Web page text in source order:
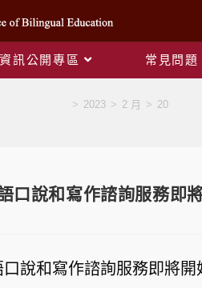
資訊公開專區 常見問題
> 2023 > 2 月 > 20
口說和寫作諮詢服務即
說和寫作諮詢服務即將開